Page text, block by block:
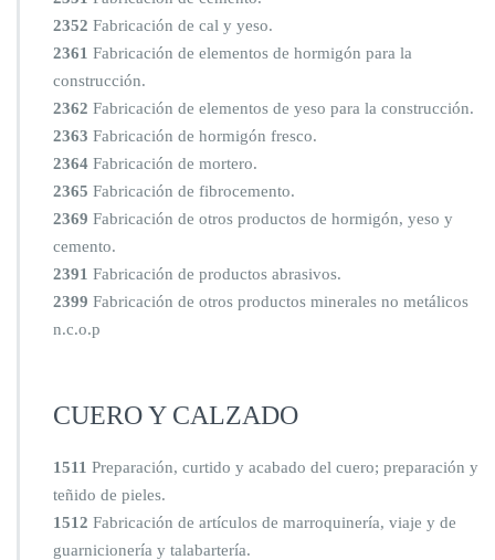
2352 Fabricación de cal y yeso.
2361 Fabricación de elementos de hormigón para la
construcción.
2362 Fabricación de elementos de yeso para la construcción.
2363 Fabricación de hormigón fresco.
2364 Fabricación de mortero.
2365 Fabricación de fibrocemento.
2369 Fabricación de otros productos de hormigón, yeso y
cemento.
2391 Fabricación de productos abrasivos.
2399 Fabricación de otros productos minerales no metálicos
n.c.o.p
CUERO Y CALZADO
1511 Preparación, curtido y acabado del cuero; preparación y
teñido de pieles.
1512 Fabricación de artículos de marroquinería, viaje y de
guarnicionería y talabartería.